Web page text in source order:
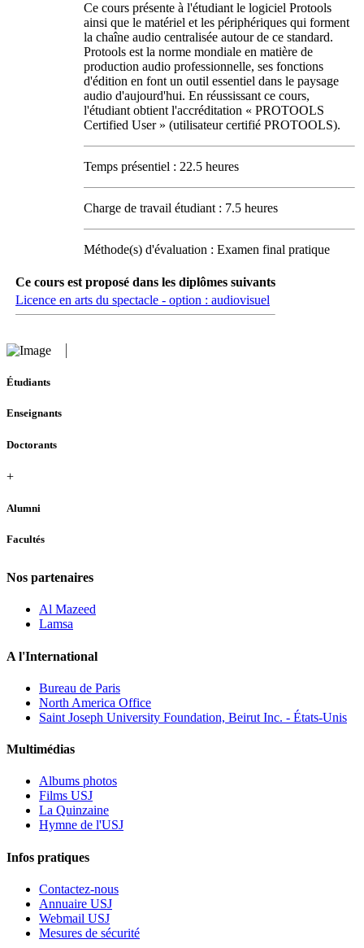
Ce cours présente à l'étudiant le logiciel Protools
ainsi que le matériel et les périphériques qui forment
la chaîne audio centralisée autour de ce standard.
Protools est la norme mondiale en matière de
production audio professionnelle, ses fonctions
d'édition en font un outil essentiel dans le paysage
audio d'aujourd'hui. En réussissant ce cours,
l'étudiant obtient l'accréditation « PROTOOLS
Certified User » (utilisateur certifié PROTOOLS).
Temps présentiel : 22.5 heures
Charge de travail étudiant : 7.5 heures
Méthode(s) d'évaluation : Examen final pratique
Ce cours est proposé dans les diplômes suivants
Licence en arts du spectacle - option : audiovisuel
Étudiants
Enseignants
Doctorants
+
Alumni
Facultés
Nos partenaires
Al Mazeed
Lamsa
A l'International
Bureau de Paris
North America Office
Saint Joseph University Foundation, Beirut Inc. - États-Unis
Multimédias
Albums photos
Films USJ
La Quinzaine
Hymne de l'USJ
Infos pratiques
Contactez-nous
Annuaire USJ
Webmail USJ
Mesures de sécurité